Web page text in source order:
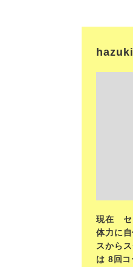
<
現在 セ
体力に
スから
は 8回コ